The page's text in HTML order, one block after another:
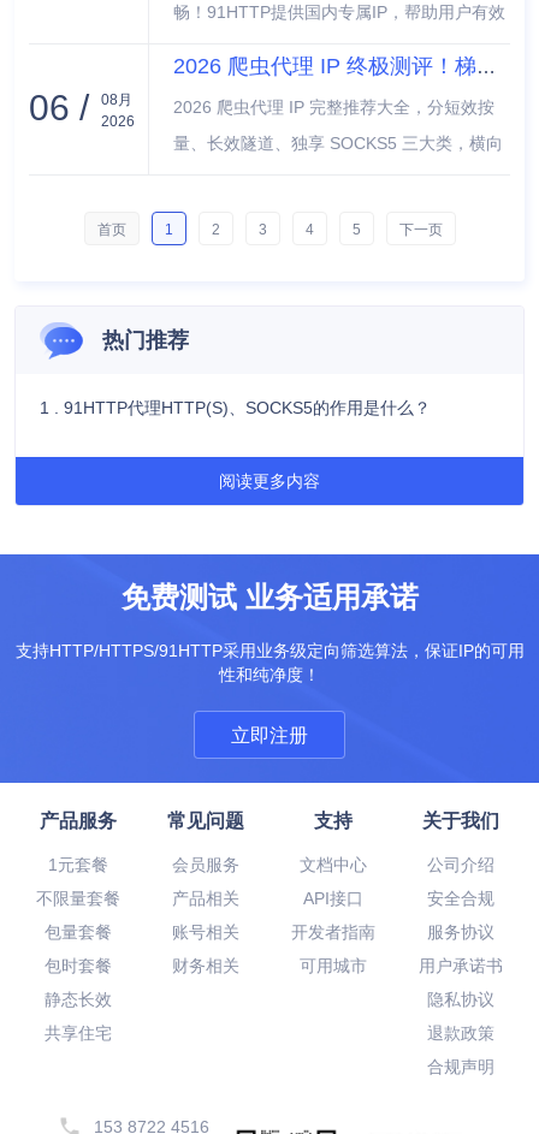
品牌巡检等企业长期运营场景。
畅！91HTTP提供国内专属IP，帮助用户有效
爬虫、数据抓取还是在线匿名浏览，稳定的静
态代理都能提供快速、安全的连接，确保你的
信息畅通无阻。抓住这个机会，提升你的网络
06 /
08月
2026
2026 爬虫代理 IP 终极测评！梯队排名、价格对比、避坑全攻略
2026 爬虫代理 IP 完整推荐大全，分短效按
量、长效隧道、独享 SOCKS5 三大类，横向
理、站大爷主流服务商，结合电商采集、舆情
爬虫、批量抓取场景给出选型方案、价格预算
首页 1 2 3 4 5 下一页
热门推荐
1 . 91HTTP代理HTTP(S)、SOCKS5的作用是什么？
阅读更多内容
免费测试 业务适用承诺
支持HTTP/HTTPS/91HTTP采用业务级定向筛选算法，保证IP的可用
性和纯净度！
立即注册
产品服务
1元套餐
不限量套餐
包量套餐
包时套餐
静态长效
共享住宅
常见问题
会员服务
产品相关
账号相关
财务相关
支持
文档中心
API接口
开发者指南
可用城市
关于我们
公司介绍
安全合规
服务协议
用户承诺书
隐私协议
退款政策
合规声明
153 8722 4516